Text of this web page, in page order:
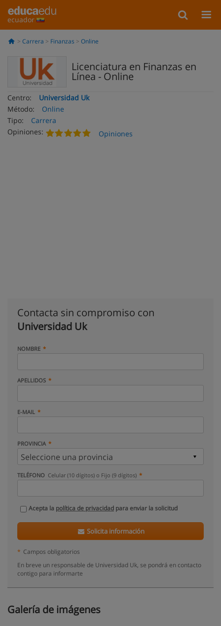
ecuador
Carrera Finanzas Online
Licenciatura en Finanzas en
Línea - Online
Centro:
Universidad Uk
Método:
Online
Tipo:
Carrera
Opiniones:
Opiniones
Contacta sin compromiso con
Universidad Uk
NOMBRE
APELLIDOS
E-MAIL
PROVINCIA
TELÉFONO Celular (10 dígitos) o Fijo (9 dígitos)
Acepta la política de privacidad para enviar la solicitud
Solicita información
* Campos obligatorios
En breve un responsable de Universidad Uk, se pondrá en contacto
contigo para informarte
Galería de imágenes